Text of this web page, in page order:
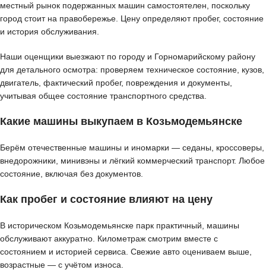
местный рынок подержанных машин самостоятелен, поскольку
город стоит на правобережье. Цену определяют пробег, состояние
и история обслуживания.
Наши оценщики выезжают по городу и Горномарийскому району
для детального осмотра: проверяем техническое состояние, кузов,
двигатель, фактический пробег, повреждения и документы,
учитывая общее состояние транспортного средства.
Какие машины выкупаем в Козьмодемьянске
Берём отечественные машины и иномарки — седаны, кроссоверы,
внедорожники, минивэны и лёгкий коммерческий транспорт. Любое
состояние, включая без документов.
Как пробег и состояние влияют на цену
В историческом Козьмодемьянске парк практичный, машины
обслуживают аккуратно. Километраж смотрим вместе с
состоянием и историей сервиса. Свежие авто оцениваем выше,
возрастные — с учётом износа.